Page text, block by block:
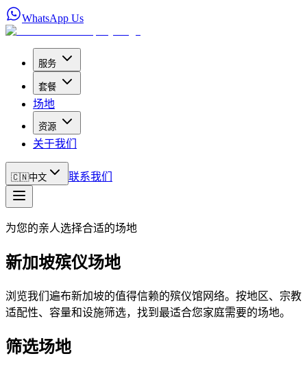
WhatsApp Us
服务
套餐
场地
资源
关于我们
🇨🇳中文 联系我们
为您的亲人选择合适的场地
新加坡殡仪场地
浏览我们遍布新加坡的值得信赖的殡仪馆网络。按地区、宗教
适配性、容量和设施筛选，找到最适合您家庭需要的场地。
筛选场地